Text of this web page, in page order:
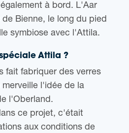
à bord. L'Aar
Bienne, le long du pied
symbiose avec l'Attila.
Attila ?
fait fabriquer des verres
l'idée de la
l'Oberland.
ce projet, c'était
aux conditions de